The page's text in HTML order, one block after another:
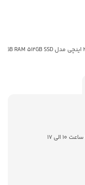
شنبه تا چهارشنبه ساعت 10 الی 20 و پنجشنبه ها ساعت 10 الی 17